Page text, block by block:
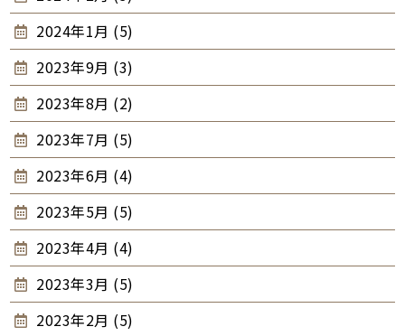
2024年1月 (5)
2023年9月 (3)
2023年8月 (2)
2023年7月 (5)
2023年6月 (4)
2023年5月 (5)
2023年4月 (4)
2023年3月 (5)
2023年2月 (5)